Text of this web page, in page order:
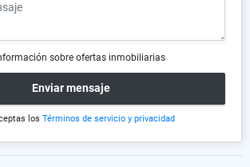
sobre ofertas inmobiliarias
Enviar mensaje
los Términos de servicio y privacidad